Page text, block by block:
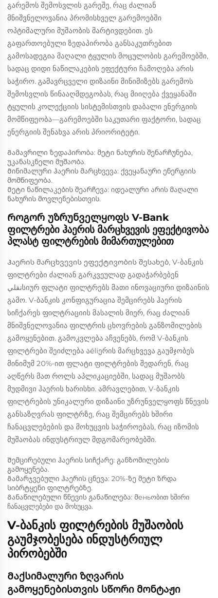
გარემოს შემოსვლის გარეშე, რაც ძალიან
მნიშვნელოვანია პრომისხველ გარემოებში
ოპტიმალური მუშაობის მარტივდებით. ეს
გაფართოებული ზედაპირობა განსაკუთრებით
გამოსადეგია მაღალი ტყულის მოცულობის გარემოებში,
სადაც დიდი ნაწილაკების ეფექტური ჩამოღება არის
საჭირო. გამავრცველი დიზაინი მინიმიზებს გარემოს
შემოსვლის წინააღმდეგობას, რაც მიიღება ქვეყანაში
ტყულის კოლექციის სისტემისთვის დაბალი ენერგიის
მომწიფეობა—გარემოებში საკუთარი ფაქტორი, სადაც
ენერგიის შენახვა არის პრიორიტეტი.
Გამავრილი ზედაპირობა: მეტი ნახურის შენარჩუნება,
უკანასკნელი მუშაობა.
Მინიმალური ჰაერის მარცხვევა: ქვეყანაური ენერგიის
მომწიფეობა.
Მეტი ნაწილაკების შეარჩევა: იდეალური არის მაღალი
ნახურის მოვლენებისთვის.
Როგორ უზრუნველყოფს V-Bank
ფილტრები ჰაერის მარცხვევის ეფექტივობა
პლასტ ფილტრების მიმართულებით
Ჰაერის მარცხვევის ეფექტივობის შესახებ, V-ბანკის
ფილტრები ძალიან გარკვეულად გადაჭარბებენ
تقليსიურ ფლატი ფილტრებს მათი ინოვაციური დიზაინის
გამო. V-ბანკის კონფიგურაცია შემცირებს ჰაერის
სიჩქარეს ფილტრაციის მასალის მიერ, რაც ძალიან
მნიშვნელოვანია ფილტრის ცხოვრების განზომილების
გამოყენებით. გამოკვლება აჩვენებს, რომ V-ბანკის
ფილტრები შეიძლება აéliერის მარცხვევა გაუმჯობეს
მინიმუმ 20%-ით ფლატი ფილტრების შედარენ, რაც
აღწერს მათ როლს აპლიკაციებში, სადაც მუშაობს
მუდმივი ჰაერის ხარისხი. ამრავლებით, V-ბანკის
ფილტრების უნიკალური დიზაინი უზრუნველყოფს წნევის
განსაზღვრას ფილტრზე, რაც შემცირებს ხშირი
ჩანაცვლებების და მოხუცვის საჭიროებას, რაც იზომის
მუშაობას ინდუსტრიულ მდგომარეობებში.
Შემცირებული ჰაერის სიჩქარე: განზომილების
გამოყენება.
Გამარჯვებული ჰაერის ცნევა: 20%-ზე მეტი ზრდა
სიბრტყენი ფილტრებზე.
Განაწილებული წნევის განაწილება: მеньობით ხშირი
ჩანაცვლებები და მოხუცვა.
V-ბანკის ფილტრების მუშაობის
გაუმჯობესება ინდუსტრიულ
პირობებში
Მაქსიმალური ზღვარის
გამოყენებისთვის სწორი მონტაჟი